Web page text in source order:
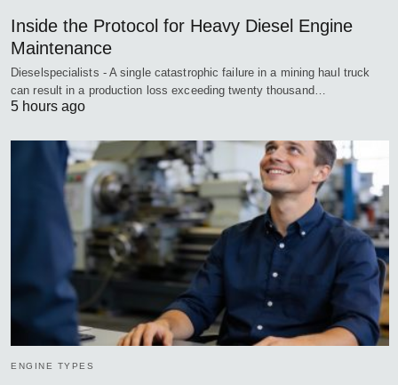
Inside the Protocol for Heavy Diesel Engine
Maintenance
Dieselspecialists - A single catastrophic failure in a mining haul truck
can result in a production loss exceeding twenty thousand…
5 hours ago
ENGINE TYPES